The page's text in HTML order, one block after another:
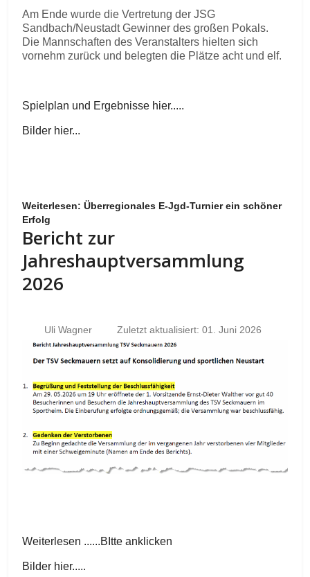
Am Ende wurde die Vertretung der JSG
Sandbach/Neustadt Gewinner des großen Pokals.
Die Mannschaften des Veranstalters hielten sich
vornehm zurück und belegten die Plätze acht und elf.
Spielplan und Ergebnisse hier.....
Bilder hier...
Weiterlesen: Überregionales E-Jgd-Turnier ein schöner
Erfolg
Bericht zur
Jahreshauptversammlung
2026
Uli Wagner Zuletzt aktualisiert: 01. Juni 2026
Weiterlesen ......BItte anklicken
Bilder hier.....